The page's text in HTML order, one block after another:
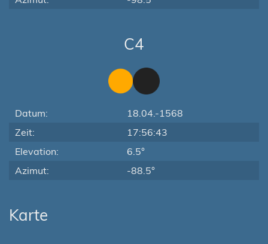
C4
Datum:
18.04.-1568
Zeit:
17:56:43
Elevation:
6.5°
Azimut:
-88.5°
Karte